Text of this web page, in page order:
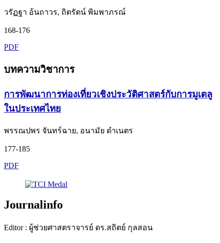
วรัฏฐา อ้นถาวร, ถิตรัตน์ พิมพาภรณ์
168-176
PDF
บทความวิชาการ
การพัฒนาการท่องเที่ยวเชิงประวัติศาสตร์กับการมูเตลู
ในประเทศไทย
พรรณปพร จันทร์ฉาย, อนามัย ดำเนตร
177-185
PDF
Journalinfo
Editor : ผู้ช่วยศาสตราจารย์ ดร.สถิตย์ กุลสอน